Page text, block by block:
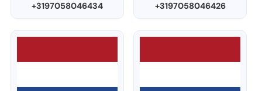
+3197058046434 +3197058046426